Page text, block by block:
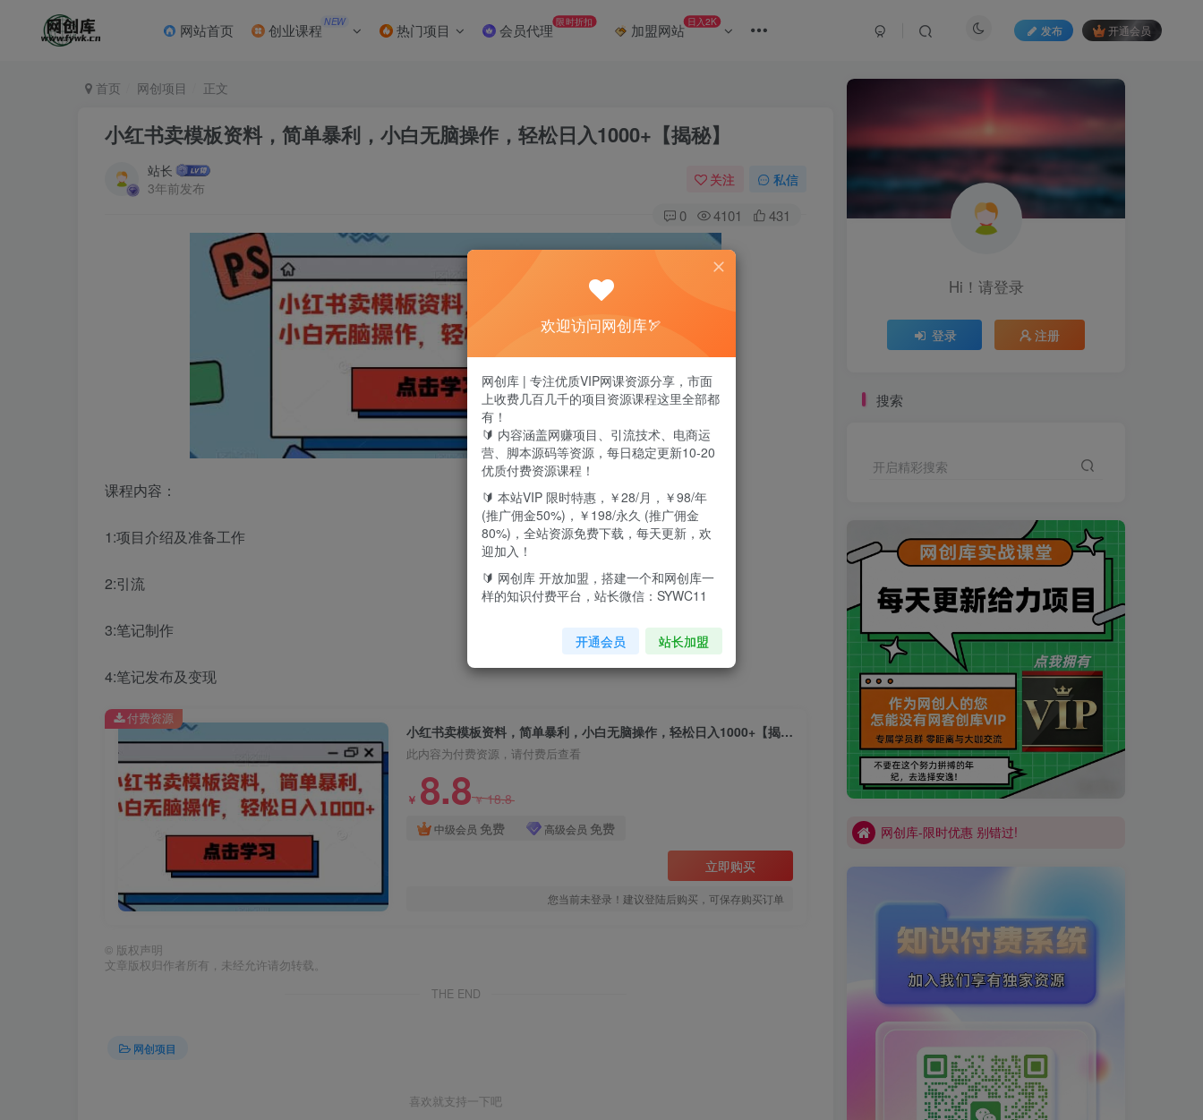
网站首页 创业课程 NEW 热门项目 会员代理 限时折扣 加盟网站 日入2K
发布 开通会员
首页 网创项目 正文
小红书卖模板资料，简单暴利，小白无脑操作，轻松日入1000+【揭秘】
站长
3年前发布
关注 私信
0 4101 431
课程内容：
1:项目介绍及准备工作
2:引流
3:笔记制作
4:笔记发布及变现
小红书卖模板资料，简单暴利，小白无脑操作，轻松日入1000+【揭秘】
此内容为付费资源，请付费后查看
￥ 8.8￥18.8
中级会员 免费 高级会员 免费
立即购买
您当前未登录！建议登陆后购买，可保存购买订单
付费资源
© 版权声明
文章版权归作者所有，未经允许请勿转载。
THE END
网创项目
喜欢就支持一下吧
Hi！请登录
登录 注册
搜索
开启精彩搜索
买VIP会员或加盟商-全年最低价-立即抢额
网创库-限时优惠 别错过!
买VIP会员或加盟商-全年最低价-立即抢额
网创库-限时优惠 别错过!
欢迎访问网创库🏹
网创库 | 专注优质VIP网课资源分享，市面
上收费几百几千的项目资源课程这里全部都
有！
🔰 内容涵盖网赚项目、引流技术、电商运
营、脚本源码等资源，每日稳定更新10-20
优质付费资源课程！
🔰 本站VIP 限时特惠，￥28/月，￥98/年
(推广佣金50%)，￥198/永久 (推广佣金
80%)，全站资源免费下载，每天更新，欢
迎加入！
🔰 网创库 开放加盟，搭建一个和网创库一
样的知识付费平台，站长微信：SYWC11
开通会员 站长加盟